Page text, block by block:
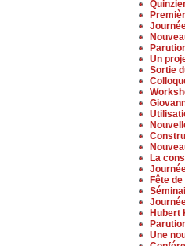
Un
Sortie
La
Fête
Hubert
Une